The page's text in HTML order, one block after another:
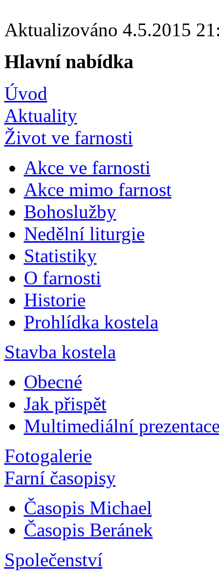
Aktualizováno 4.5.2015
Hlavní nabídka
Úvod
Aktuality
Život ve farnosti
Akce ve farnosti
Akce mimo farnost
Bohoslužby
Nedělní liturgie
Statistiky
O farnosti
Historie
Prohlídka kostela
Stavba kostela
Obecné
Jak přispět
Multimediální
Fotogalerie
Farní časopisy
Časopis Michael
Časopis Beránek
Společenství